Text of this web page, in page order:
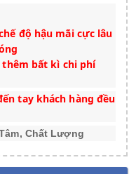
độ hậu mãi cực lâu
thêm bất kì chi phí
tay khách hàng đều
Chất Lượng